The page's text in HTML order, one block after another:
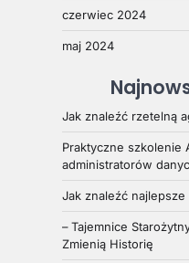
czerwiec 2024
maj 2024
Jak znaleźć rzetelną
Praktyczne szkolenie
administratorów
Jak znaleźć
– Tajemnice
Zmienią Historię